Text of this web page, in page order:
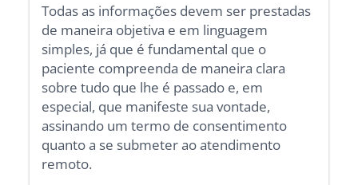
Todas as informações devem ser prestadas
de maneira objetiva e em linguagem
simples, já que é fundamental que o
paciente compreenda de maneira clara
sobre tudo que lhe é passado e, em
especial, que manifeste sua vontade,
assinando um termo de consentimento
quanto a se submeter ao atendimento
remoto.